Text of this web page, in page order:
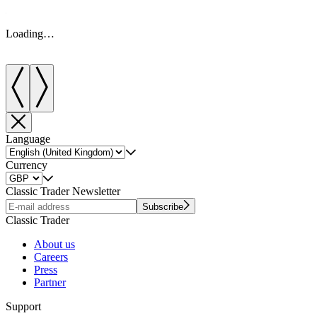
Loading…
Language
Currency
Classic Trader Newsletter
Subscribe
Classic Trader
About us
Careers
Press
Partner
Support